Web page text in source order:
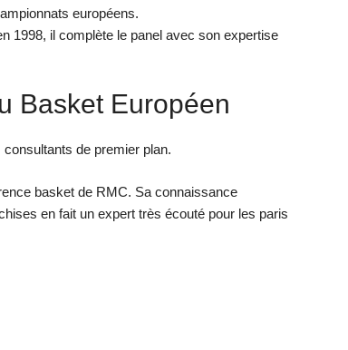
européens.
1998, il complète le panel avec son expertise
Basket Européen
de premier plan.
basket de RMC. Sa connaissance
en fait un expert très écouté pour les paris